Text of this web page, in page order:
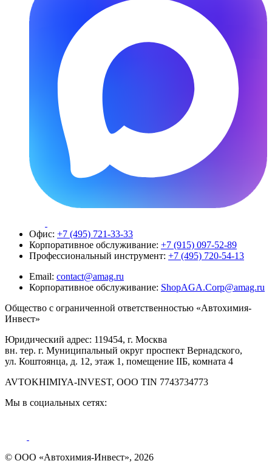
Офис: +7 (495) 721-33-33
Корпоративное обслуживание: +7 (915) 097-52-89
Профессиональный инструмент: +7 (495) 720-54-13
Email: contact@amag.ru
Корпоративное обслуживание: ShopAGA.Corp@amag.ru
Общество с ограниченной ответственностью «Автохимия-
Инвест»
Юридический адрес: 119454, г. Москва
вн. тер. г. Муниципальный округ проспект Вернадского,
ул. Коштоянца, д. 12, этаж 1, помещение IIБ, комната 4
AVTOKHIMIYA-INVEST, OOO TIN 7743734773
Мы в социальных сетях:
© ООО «Автохимия-Инвест», 2026